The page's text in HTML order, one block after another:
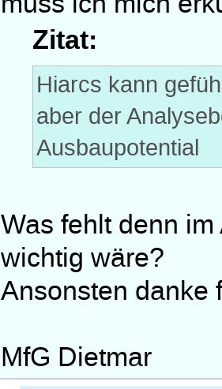
Zitat:
Hiarcs kann
aber der
Ausbaupotential
Was fehlt denn
wichtig wäre?
Ansonsten danke
MfG Dietmar